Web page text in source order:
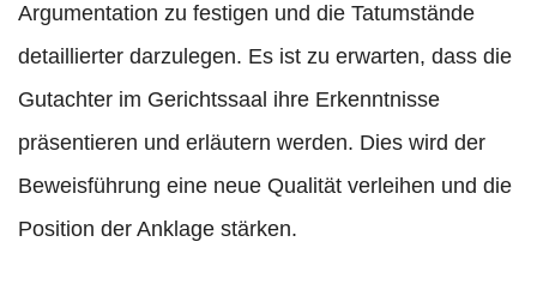
Argumentation zu festigen und die Tatumstände
detaillierter darzulegen. Es ist zu erwarten, dass die
Gutachter im Gerichtssaal ihre Erkenntnisse
präsentieren und erläutern werden. Dies wird der
Beweisführung eine neue Qualität verleihen und die
Position der Anklage stärken.